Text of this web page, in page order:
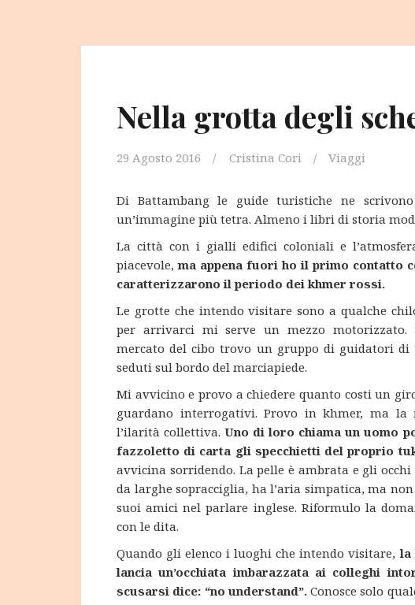
Nella grotta degli
29 Agosto 2016 Cristina Cori Viaggi
Di Battambang le guide turistiche ne
un’immagine più tetra. Almeno i libri di storia
La città con i gialli edifici coloniali e
piacevole, ma appena fuori ho il primo contatto
caratterizzarono il periodo dei khmer rossi.
Le grotte che intendo visitare sono a qualche
per arrivarci mi serve un mezzo motorizzato.
mercato del cibo trovo un gruppo di guidatori di
seduti sul bordo del marciapiede.
Mi avvicino e provo a chiedere quanto costi un
guardano interrogativi. Provo in khmer, ma
l’ilarità collettiva. Uno di loro chiama un uomo
fazzoletto di carta gli specchietti del proprio
avvicina sorridendo. La pelle è ambrata e gli
da larghe sopracciglia, ha l’aria simpatica, ma
suoi amici nel parlare inglese. Riformulo la
con le dita.
Quando gli elenco i luoghi che intendo visitare, la
lancia un’occhiata imbarazzata ai colleghi
scusarsi dice: “no understand”.Conosce solo